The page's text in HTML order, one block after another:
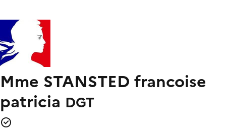
Mme STANSTED francoise
patricia DGT